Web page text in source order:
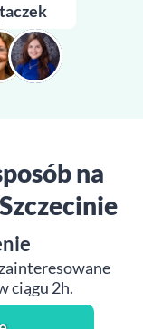
na
ciągu 2h.